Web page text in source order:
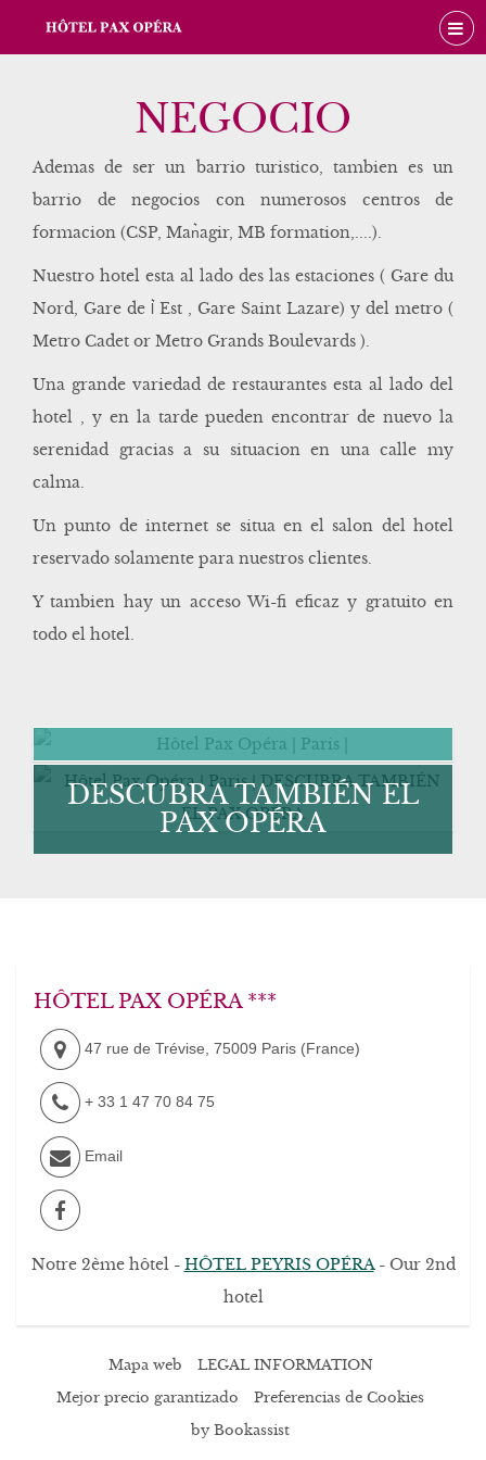
NEGOCIO
Ademas de ser un barrio turistico, tambien es un
barrio de negocios con numerosos centros de
formacion (CSP, Man͛agir, MB formation,....).
Nuestro hotel esta al lado des las estaciones ( Gare du
Nord, Gare de l͛ Est , Gare Saint Lazare) y del metro (
Metro Cadet or Metro Grands Boulevards ).
Una grande variedad de restaurantes esta al lado del
hotel , y en la tarde pueden encontrar de nuevo la
serenidad gracias a su situacion en una calle my
calma.
Un punto de internet se situa en el salon del hotel
reservado solamente para nuestros clientes.
Y tambien hay un acceso Wi-fi eficaz y gratuito en
todo el hotel.
DESCUBRA TAMBIÉN EL
PAX OPÉRA
HÔTEL PAX OPÉRA ***
47 rue de Trévise,75009 Paris (France)
+ 33 1 47 70 84 75
Email
Notre 2ème hôtel - HÔTEL PEYRIS OPÉRA- Our 2nd
hotel
Mapa web
LEGAL INFORMATION
Mejor precio garantizado
Preferencias de Cookies
by Bookassist